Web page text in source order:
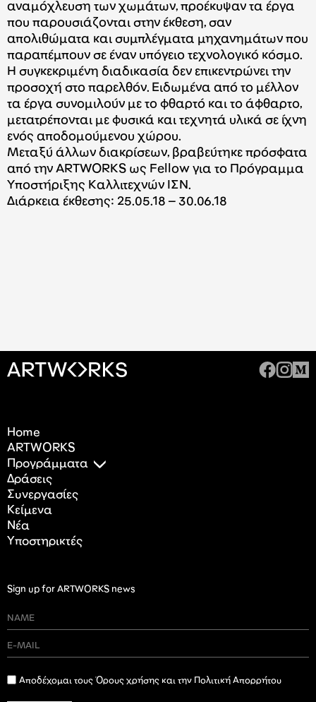
αναμόχλευση των χωμάτων, προέκυψαν τα έργα
που παρουσιάζονται στην έκθεση, σαν
απολιθώματα και συμπλέγματα μηχανημάτων που
παραπέμπουν σε έναν υπόγειο τεχνολογικό κόσμο.
Η συγκεκριμένη διαδικασία δεν επικεντρώνει την
προσοχή στο παρελθόν. Ειδωμένα από το μέλλον
τα έργα συνομιλούν με το φθαρτό και το άφθαρτο,
μετατρέπονται με φυσικά και τεχνητά υλικά σε ίχνη
ενός αποδομούμενου χώρου.
Μεταξύ άλλων διακρίσεων, βραβεύτηκε πρόσφατα
από την ARTWORKS ως Fellow για το Πρόγραμμα
Υποστήριξης Καλλιτεχνών ΙΣΝ.
Διάρκεια έκθεσης: 25.05.18 – 30.06.18
Home
ARTWORKS
Προγράμματα
Δράσεις
Συνεργασίες
Κείμενα
Nέα
Υποστηρικτές
Sign up for ARTWORKS news
Αποδέχομαι τους Όρους χρήσης και την Πολιτική Απορρήτου